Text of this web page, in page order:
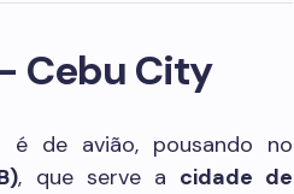
Cebu City
de avião, pousando no
, que serve a cidade de